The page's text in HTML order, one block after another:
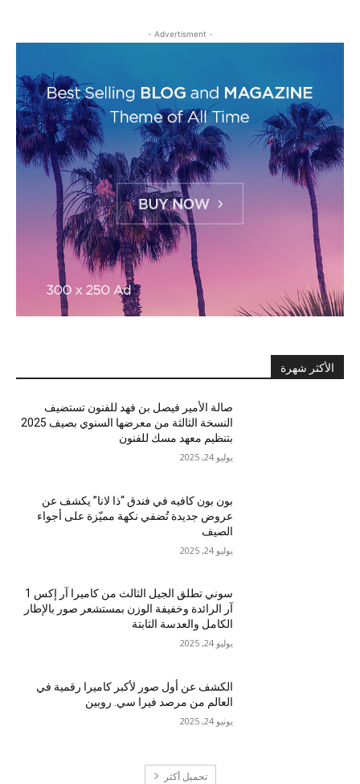
- Advertisment -
الأكثر شهرة
صالة الأمير فيصل بن فهد للفنون تستضيف
النسخة الثالثة من معرضها السنوي بصيف 2025
بتنظيم معهد مسك للفنون
يوليو 24, 2025
بون بون كافيه في فندق “ذا لانا” يكشف عن
عروض جديدة تُضفي نكهة مميّزة على أجواء
الصيف
يوليو 24, 2025
سوني تطلق الجيل الثالث من كاميرا آر إكس 1
آر الرائدة وخفيفة الوزن بمستشعر صور بالإطار
الكامل والعدسة الثابتة
يوليو 24, 2025
الكشف عن أول صور لأكبر كاميرا رقمية في
العالم من مرصد فيرا سي. روبين
يونيو 24, 2025
تحميل أكثر